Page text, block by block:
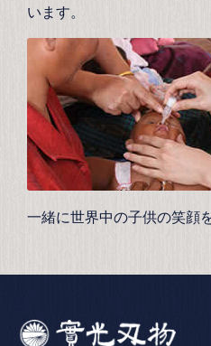
います。
一緒に世界中の子供の笑顔